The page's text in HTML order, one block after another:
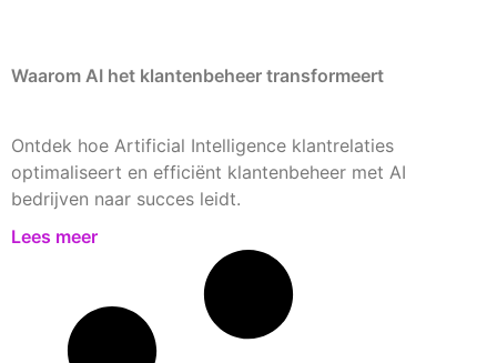
Waarom AI het klantenbeheer transformeert
Ontdek hoe Artificial Intelligence klantrelaties
optimaliseert en efficiënt klantenbeheer met AI
bedrijven naar succes leidt.
Lees meer